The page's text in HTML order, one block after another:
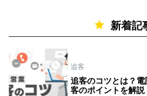
新着記
追客
追客のコツとは？
客のポイントを解説